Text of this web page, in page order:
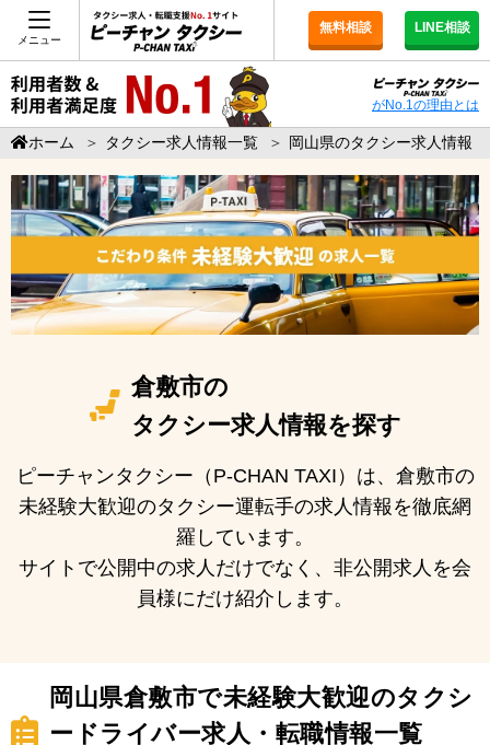
メニュー
無料相談 LINE相談
がNo.1の理由とは
ホーム ＞ タクシー求人情報一覧 ＞ 岡山県のタクシー求人情報
倉敷市の
タクシー求人情報を探す
ピーチャンタクシー（P-CHAN TAXI）は、倉敷市の
未経験大歓迎のタクシー運転手の求人情報を徹底網
羅しています。
サイトで公開中の求人だけでなく、非公開求人を会
員様にだけ紹介します。
岡山県倉敷市で未経験大歓迎のタクシ
ードライバー求人・転職情報一覧